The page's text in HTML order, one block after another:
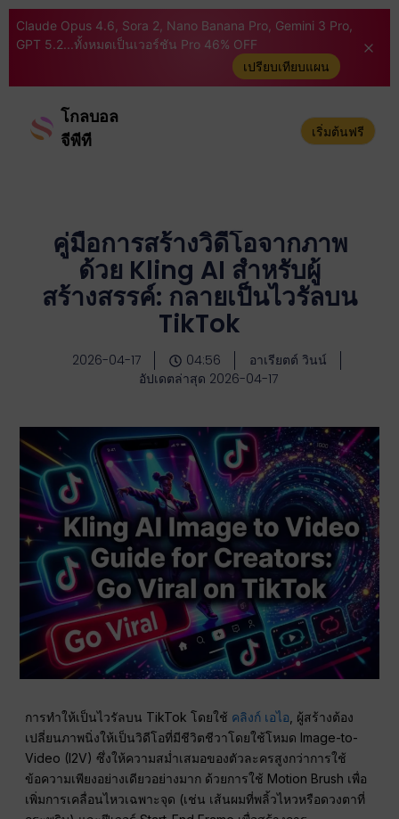
Claude Opus 4.6, Sora 2, Nano Banana Pro, Gemini 3 Pro,
GPT 5.2...ทั้งหมดเป็นเวอร์ชัน Pro 46% OFF
เปรียบเทียบแผน
โกลบอล
จีพีที
เริ่มต้นฟรี
คู่มือการสร้างวิดีโอจากภาพ
ด้วย Kling AI สำหรับผู้
สร้างสรรค์: กลายเป็นไวรัลบน
TikTok
2026-04-17 04:56
อาเรียตต์ วินน์
อัปเดตล่าสุด 2026-04-17
การทำให้เป็นไวรัลบน TikTok โดยใช้ คลิงก์ เอไอ, ผู้สร้างต้อง
เปลี่ยนภาพนิ่งให้เป็นวิดีโอที่มีชีวิตชีวาโดยใช้โหมด Image-to-
Video (I2V) ซึ่งให้ความสม่ำเสมอของตัวละครสูงกว่าการใช้
ข้อความเพียงอย่างเดียวอย่างมาก ด้วยการใช้ Motion Brush เพื่อ
เพิ่มการเคลื่อนไหวเฉพาะจุด (เช่น เส้นผมที่พลิ้วไหวหรือดวงตาที่